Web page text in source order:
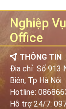
Nghiệp
Office
THÔNG TIN
Địa chỉ: Số 913
Biên, Tp Hà Nội
Hotline:
Hỗ trợ 24/7: